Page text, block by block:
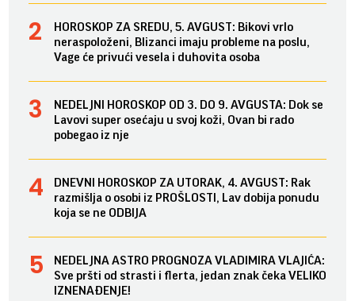
HOROSKOP ZA SREDU, 5. AVGUST: Bikovi vrlo
neraspoloženi, Blizanci imaju probleme na poslu,
Vage će privući vesela i duhovita osoba
NEDELJNI HOROSKOP OD 3. DO 9. AVGUSTA: Dok se
Lavovi super osećaju u svoj koži, Ovan bi rado
pobegao iz nje
DNEVNI HOROSKOP ZA UTORAK, 4. AVGUST: Rak
razmišlja o osobi iz PROŠLOSTI, Lav dobija ponudu
koja se ne ODBIJA
NEDELJNA ASTRO PROGNOZA VLADIMIRA VLAJIĆA:
Sve pršti od strasti i flerta, jedan znak čeka VELIKO
IZNENAĐENJE!